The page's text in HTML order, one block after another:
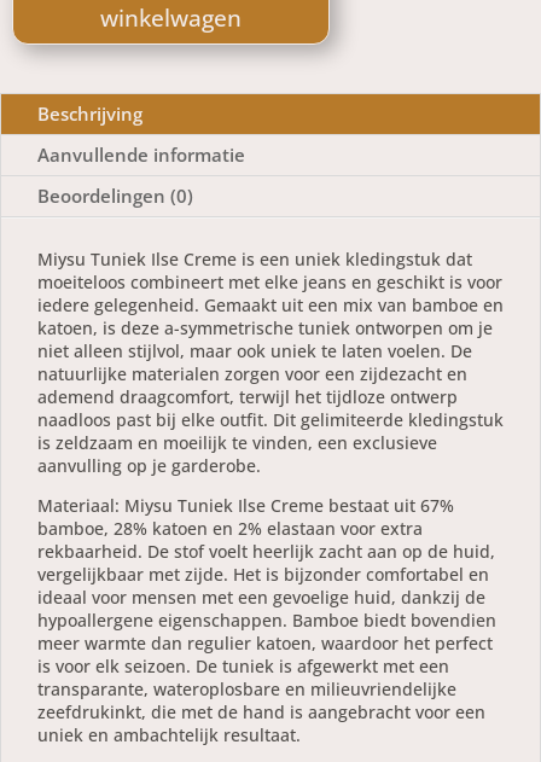
Creme
winkelwagen
Beschrijving
Aanvullende informatie
Beoordelingen (0)
Miysu Tuniek Ilse Creme is een uniek kledingstuk dat
moeiteloos combineert met elke jeans en geschikt is voor
iedere gelegenheid. Gemaakt uit een mix van bamboe en
katoen, is deze a-symmetrische tuniek ontworpen om je
niet alleen stijlvol, maar ook uniek te laten voelen. De
natuurlijke materialen zorgen voor een zijdezacht en
ademend draagcomfort, terwijl het tijdloze ontwerp
naadloos past bij elke outfit. Dit gelimiteerde kledingstuk
is zeldzaam en moeilijk te vinden, een exclusieve
aanvulling op je garderobe.
Materiaal: Miysu Tuniek Ilse Creme bestaat uit 67%
bamboe, 28% katoen en 2% elastaan voor extra
rekbaarheid. De stof voelt heerlijk zacht aan op de huid,
vergelijkbaar met zijde. Het is bijzonder comfortabel en
ideaal voor mensen met een gevoelige huid, dankzij de
hypoallergene eigenschappen. Bamboe biedt bovendien
meer warmte dan regulier katoen, waardoor het perfect
is voor elk seizoen. De tuniek is afgewerkt met een
transparante, wateroplosbare en milieuvriendelijke
zeefdrukinkt, die met de hand is aangebracht voor een
uniek en ambachtelijk resultaat.